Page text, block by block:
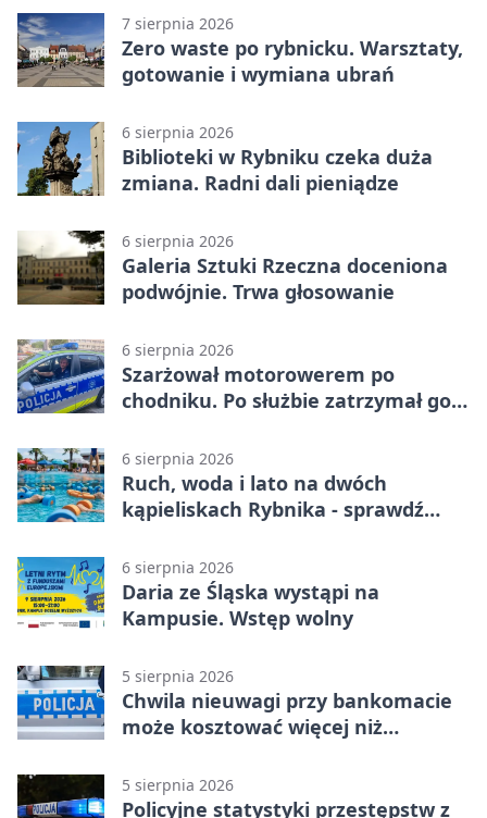
7 sierpnia 2026
Zero waste po rybnicku. Warsztaty,
gotowanie i wymiana ubrań
6 sierpnia 2026
Biblioteki w Rybniku czeka duża
zmiana. Radni dali pieniądze
6 sierpnia 2026
Galeria Sztuki Rzeczna doceniona
podwójnie. Trwa głosowanie
6 sierpnia 2026
Szarżował motorowerem po
chodniku. Po służbie zatrzymał go
6 sierpnia 2026
Ruch, woda i lato na dwóch
kąpieliskach Rybnika - sprawdź
6 sierpnia 2026
Daria ze Śląska wystąpi na
Kampusie. Wstęp wolny
5 sierpnia 2026
Chwila nieuwagi przy bankomacie
może kosztować więcej niż
5 sierpnia 2026
Policyjne statystyki przestępstw z